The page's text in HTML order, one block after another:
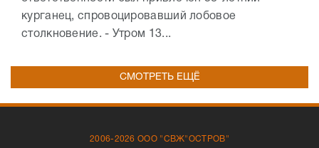
курганец, спровоцировавший лобовое
столкновение. - Утром 13...
СМОТРЕТЬ ЕЩЁ
2006-2026 ООО "СВЖ"ОСТРОВ"